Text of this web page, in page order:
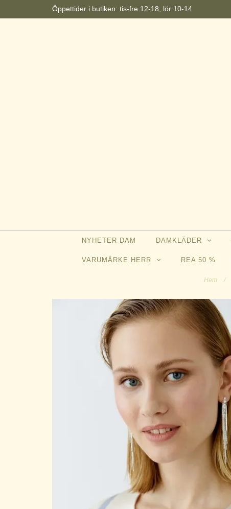
Öppettider i butiken: tis-fre 12-18, lör 10-14
NYHETER DAM DAMKLÄDER
VARUMÄRKE HERR REA 50 %
Hem /